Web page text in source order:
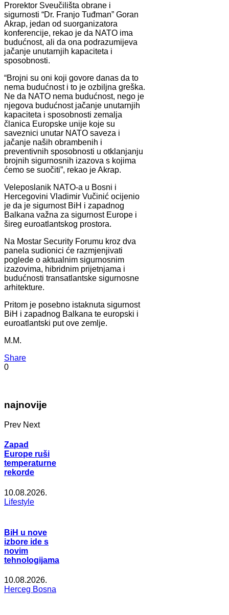
Prorektor Sveučilišta obrane i
sigurnosti “Dr. Franjo Tuđman” Goran
Akrap, jedan od suorganizatora
konferencije, rekao je da NATO ima
budućnost, ali da ona podrazumijeva
jačanje unutarnjih kapaciteta i
sposobnosti.
“Brojni su oni koji govore danas da to
nema budućnost i to je ozbiljna greška.
Ne da NATO nema budućnost, nego je
njegova budućnost jačanje unutarnjih
kapaciteta i sposobnosti zemalja
članica Europske unije koje su
saveznici unutar NATO saveza i
jačanje naših obrambenih i
preventivnih sposobnosti u otklanjanju
brojnih sigurnosnih izazova s kojima
ćemo se suočiti”, rekao je Akrap.
Veleposlanik NATO-a u Bosni i
Hercegovini Vladimir Vučinić ocijenio
je da je sigurnost BiH i zapadnog
Balkana važna za sigurnost Europe i
šireg euroatlantskog prostora.
Na Mostar Security Forumu kroz dva
panela sudionici će razmjenjivati
poglede o aktualnim sigurnosnim
izazovima, hibridnim prijetnjama i
budućnosti transatlantske sigurnosne
arhitekture.
Pritom je posebno istaknuta sigurnost
BiH i zapadnog Balkana te europski i
euroatlantski put ove zemlje.
M.M.
Share
0
najnovije
Prev Next
Zapad
Europe ruši
temperaturne
rekorde
10.08.2026.
Lifestyle
BiH u nove
izbore ide s
novim
tehnologijama
10.08.2026.
Herceg Bosna